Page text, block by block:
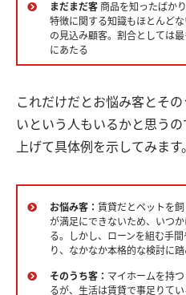
まだまだ客 商品を知ったばか
特徴に関する知識もほとんど
の見込み顧客。割合としては
にあたる
これだけだとお悩み客とそ
いという人もいるかと思う
上げて具体例を示してみます
お悩み客： 賃貸だとペットを
が満足にできないため、いつ
る。しかし、ローンを組む手
り、なかなか本格的な検討に
そのうち客： マイホームを持
るが、生活は賃貸で事足りて